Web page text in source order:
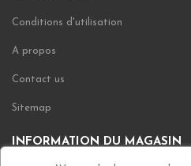
Conditions d'utilisation
A propos
Contact us
Sitemap
INFORMATION DU MAGASIN